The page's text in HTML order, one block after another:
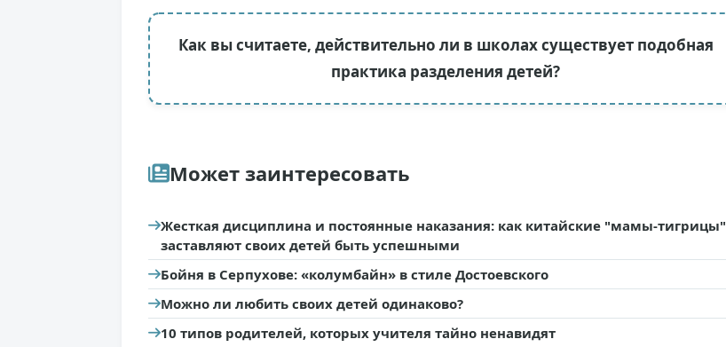
Как вы считаете, действительно ли в школах существует подобная
практика разделения детей?
Может заинтересовать
Жесткая дисциплина и постоянные наказания: как китайские "мамы-тигрицы"
заставляют своих детей быть успешными
Бойня в Серпухове: «колумбайн» в стиле Достоевского
Можно ли любить своих детей одинаково?
10 типов родителей, которых учителя тайно ненавидят